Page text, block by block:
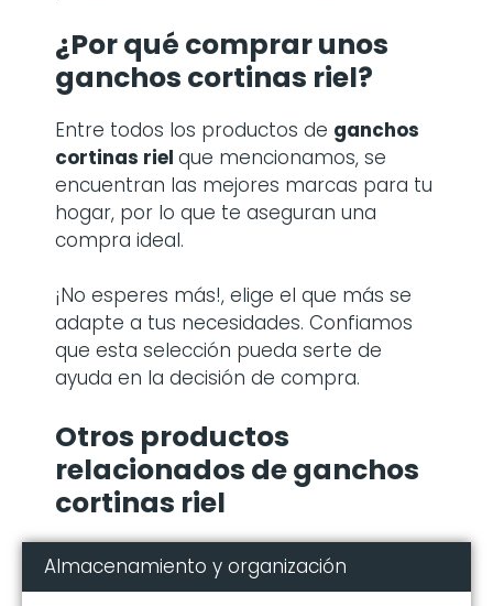
¿Por qué comprarunos
ganchos cortinas riel?
Entre todos los productos de ganchos
cortinas riel que mencionamos, se
encuentran las mejores marcas para tu
hogar, por lo que te aseguran una
compra ideal.
¡No esperes más!, elige el que más se
adapte a tus necesidades. Confiamos
que esta selección pueda serte de
ayuda en la decisión de compra.
Otros productos
relacionados de ganchos
cortinas riel
Almacenamiento y organización